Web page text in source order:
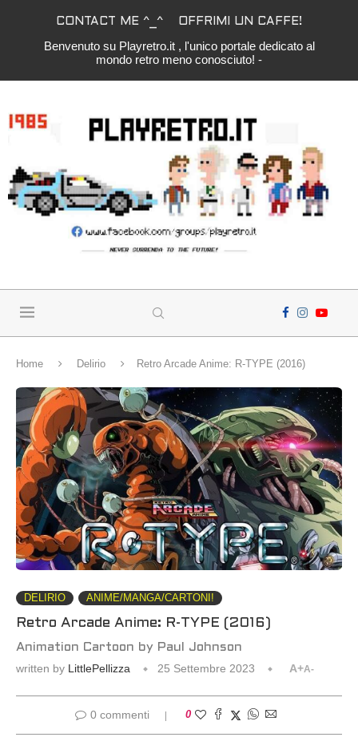
CONTACT ME ^_^ OFFRIMI UN CAFFE!
Benvenuto su Playretro.it , l'unico portale dedicato al
mondo retro meno conosciuto! -
Home Delirio Retro Arcade Anime: R-TYPE (2016)
DELIRIO ANIME/MANGA/CARTONI!
Retro Arcade Anime: R-TYPE (2016)
Animation Cartoon by Paul Johnson
written by LittlePellizza 25 Settembre 2023 A+A-
0 commenti 0